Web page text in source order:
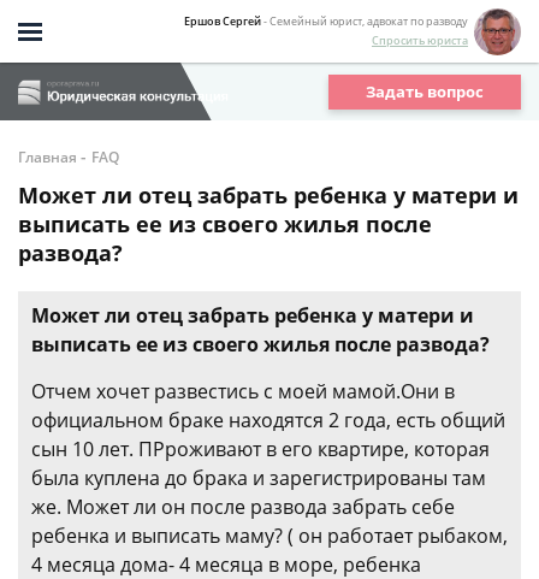
Ершов Сергей- Семейный юрист, адвокат по разводу
Спросить юриста
Задать вопрос
Главная - FAQ
Может ли отец забрать ребенка у матери и
выписать ее из своего жилья после
развода?
Может ли отец забрать ребенка у матери и
выписать ее из своего жилья после развода?
Отчем хочет развестись с моей мамой.Они в
официальном браке находятся 2 года, есть общий
сын 10 лет. ПРроживают в его квартире, которая
была куплена до брака и зарегистрированы там
же. Может ли он после развода забрать себе
ребенка и выписать маму? ( он работает рыбаком,
4 месяца дома- 4 месяца в море, ребенка